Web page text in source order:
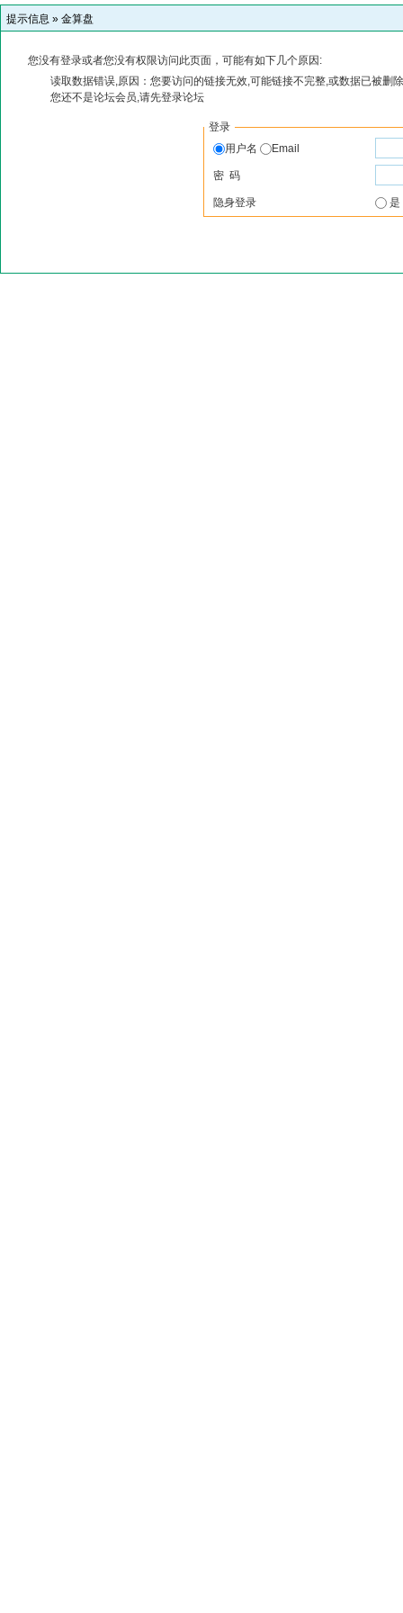
提示信息 » 金算盘
您没有登录或者您没有权限访问此页面，可能有如下几个原因:
读取数据错误,原因：您要访问的链接无效,可能链接不完整,或数据已被删
您还不是论坛会员,请先登录论坛
登录
用户名
Email
密 码
隐身登录